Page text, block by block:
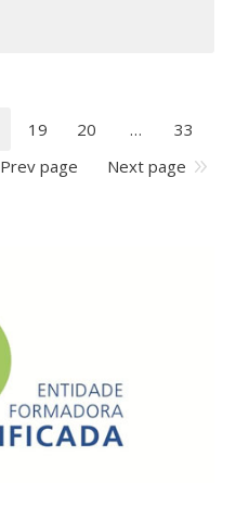
19 20 …
33
Prev page
Next page